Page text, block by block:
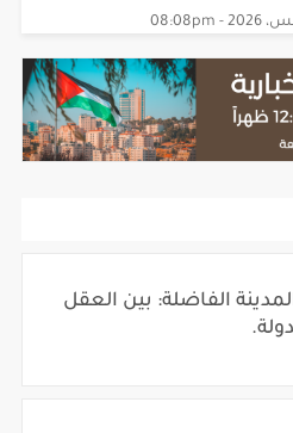
الفاضلة: بين العقل